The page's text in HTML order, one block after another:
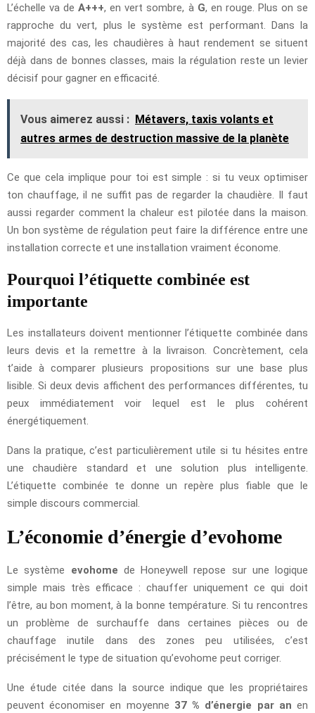
L’échelle va deA+++, en vert sombre, à G, en rouge. Plus on se
rapproche du vert, plus le système est performant. Dans la
majorité des cas, les chaudières à haut rendement se situent
déjà dans de bonnes classes, mais la régulation reste un levier
décisif pour gagner en efficacité.
Vous aimerez aussi : Métavers, taxis volants et
autres armes de destruction massive de la planète
Ce que cela implique pour toi est simple : si tu veux optimiser
ton chauffage, il ne suffit pas de regarder la chaudière. Il faut
aussi regarder comment la chaleur est pilotée dans la maison.
Un bon système de régulation peut faire la différence entre une
installation correcte et une installation vraiment économe.
Pourquoi l’étiquette combinée est
importante
Les installateurs doivent mentionner l’étiquette combinée dans
leurs devis et la remettre à la livraison. Concrètement, cela
t’aide à comparer plusieurs propositions sur une base plus
lisible. Si deux devis affichent des performances différentes, tu
peux immédiatement voir lequel est le plus cohérent
énergétiquement.
Dans la pratique, c’est particulièrement utile si tu hésites entre
une chaudière standard et une solution plus intelligente.
L’étiquette combinée te donne un repère plus fiable que le
simple discours commercial.
L’économie d’énergie d’evohome
Le système evohome de Honeywell repose sur une logique
simple mais très efficace : chauffer uniquement ce qui doit
l’être, au bon moment, à la bonne température. Si tu rencontres
un problème de surchauffe dans certaines pièces ou de
chauffage inutile dans des zones peu utilisées, c’est
précisément le type de situation qu’evohome peut corriger.
Une étude citée dans la source indique que les propriétaires
peuvent économiser en moyenne 37 % d’énergie par an en